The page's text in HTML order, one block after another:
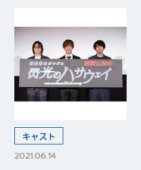
キャスト
2021.06.14